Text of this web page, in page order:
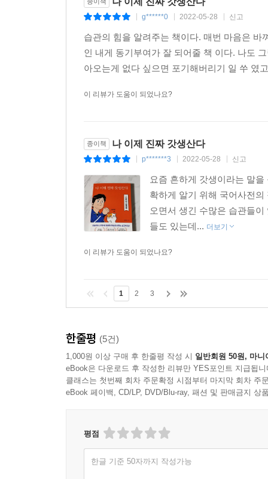
g******0 2022-05-28 신고
습관의 힘을 알려주는 책이다. 매번 마음은
인 내게 동기부여가 잘 되어줄 책 이다. 나도
아오는게 없다 싶으면 포기해버리기 일 쑤 였
이 리뷰가 도움이 되었나요?
종이책 나 이제 진짜 갓생산다
p*******3 2022-05-28 신고
요즘 흔하게 갓생이라는 말
확하게 알기 위해 국어사전
오면서 생긴 수많은 습관들
들도 있는데... 더보기
이 리뷰가 도움이 되었나요?
1 2 3
한줄평 (5건)
1,000원 이상 구매 후 한줄평 작성 시 일반회원 50원, 마니
eBook은 다운로드 후 작성한 리뷰만 YES포인트 지급됩니
클래스는 첫번째 회차 주문확정 시점부터 마지막 회차 주
eBook 페이백, CD/LP, DVD/Blu-ray, 패션 및 판매금지 상
평점
한글 기준 50자까지 작성가능